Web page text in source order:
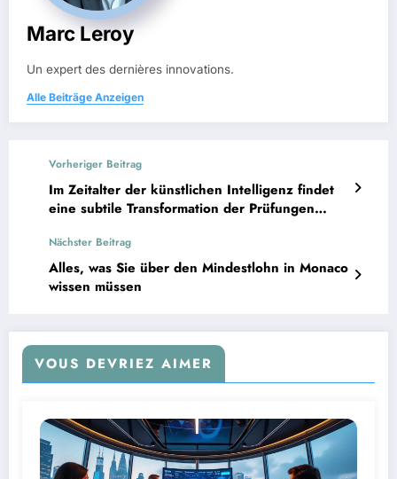
Marc Leroy
Un expert des dernières innovations.
Alle Beiträge Anzeigen
Vorheriger Beitrag
Im Zeitalter der künstlichen Intelligenz findet
eine subtile Transformation der Prüfungen
sondern darum, unseren Platz in dieser neuen
Welt zu finden.
Nächster Beitrag
Alles, was Sie über den Mindestlohn in Monaco
wissen müssen
VOUS DEVRIEZ AIMER